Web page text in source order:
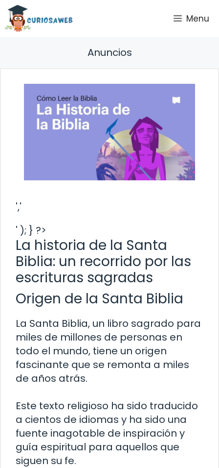
Saltar
contenido
Menu
Anuncios
','
' ); } ?>
La historia de la Santa
Biblia: un recorrido por las
escrituras sagradas
Origen de la Santa Biblia
La Santa Biblia, un libro sagrado para
miles de millones de personas en
todo el mundo, tiene un origen
fascinante que se remonta a miles
de años atrás.
Este texto religioso ha sido traducido
a cientos de idiomas y ha sido una
fuente inagotable de inspiración y
guía espiritual para aquellos que
siguen su fe.